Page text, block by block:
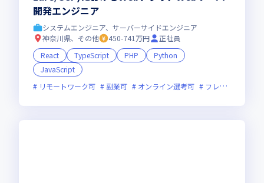
開発エンジニア
システムエンジニア、サーバーサイドエンジニア
神奈川県、その他
450-741万円
正社員
React
TypeScript PHP
Python
JavaScript
リモートワーク可
副業可 オンライン選考可 フレックス制度あり